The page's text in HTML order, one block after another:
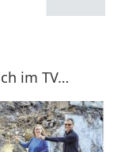
im TV…